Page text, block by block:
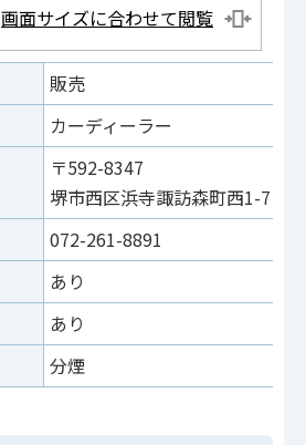
画面サイズに合わせて閲覧
販売
カーディーラー
〒592-8347
堺市西区浜寺諏訪森町西1-7
072-261-8891
あり
あり
分煙